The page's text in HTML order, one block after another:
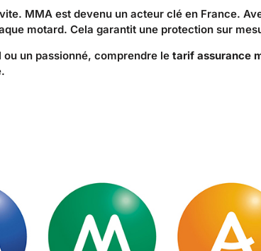
MMA est devenu un acteur clé en France.
motard. Cela garantit une protection sur
un passionné, comprendre le tarif assurance